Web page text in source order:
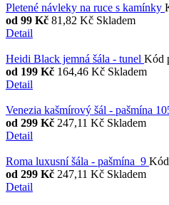
Pletené návleky na ruce s kamínky
od 99 Kč 81,82 Kč Skladem
Detail
Heidi Black jemná šála - tunel Kód
od 199 Kč 164,46 Kč Skladem
Detail
Venezia kašmírový šál - pašmína
od 299 Kč 247,11 Kč Skladem
Detail
Roma luxusní šála - pašmína_9
od 299 Kč 247,11 Kč Skladem
Detail